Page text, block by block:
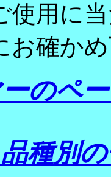
使用に
お確か
のペ
種別